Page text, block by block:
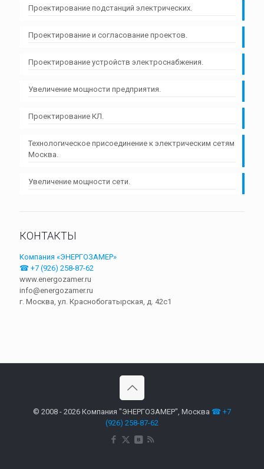
Проектирование подстанций электрических.
Проектирование и согласование проектов.
Проектирование устройств электроснабжения.
Увеличение мощности предприятия.
Проектирование КЛ.
Технологическое присоединение к электрическим сетям
Москва.
Увеличение мощности сети.
КОНТАКТЫ
Компания «ЭНЕРГОЗАМЕР»
☎ +7 (926) 258-87-62
www.energozamer.ru
info@energozamer.ru
г. Москва, ул. Краснобогатырская, д. 42c1
© 2008 - 2026 Компания "ЭНЕРГОЗАМЕР", Москва ☎ +7
(926) 258-87-62